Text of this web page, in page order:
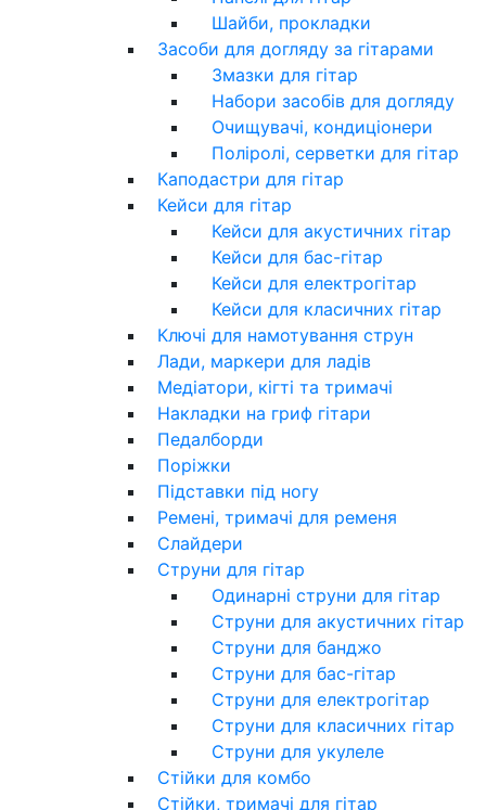
Шайби, прокладки
Засоби для догляду за гітарами
Змазки для гітар
Набори засобів для догляду
Очищувачі, кондиціонери
Поліролі, серветки для гітар
Каподастри для гітар
Кейси для гітар
Кейси для акустичних гітар
Кейси для бас-гітар
Кейси для електрогітар
Кейси для класичних гітар
Ключі для намотування струн
Лади, маркери для ладів
Медіатори, кігті та тримачі
Накладки на гриф гітари
Педалборди
Поріжки
Підставки під ногу
Ремені, тримачі для ременя
Слайдери
Струни для гітар
Одинарні струни для гітар
Струни для акустичних гітар
Струни для банджо
Струни для бас-гітар
Струни для електрогітар
Струни для класичних гітар
Струни для укулеле
Стійки для комбо
Стійки, тримачі для гітар